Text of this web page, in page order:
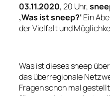
03.11.2020, 20 Uhr,
‚Was ist sneep?‘Ein
der Vielfalt und
Was ist dieses sneep
das überregionale
Fragen schon mal